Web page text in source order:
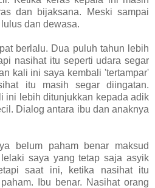
dan bijaksana. Meski sampai
dan dewasa.
berlalu. Dua puluh tahun lebih
nasihat itu seperti udara segar
kali ini saya kembali 'tertampar'
itu masih segar diingatan.
ini lebih ditunjukkan kepada adik
Dialog antara ibu dan anaknya
belum paham benar maksud
saya yang tetap saja asyik
saat ini, ketika nasihat itu
Ibu benar. Nasihat orang